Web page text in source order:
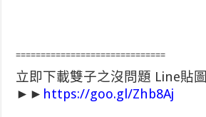
==============================
立即下載雙子之沒問題 Line貼圖
►► https://goo.gl/Zhb8Aj